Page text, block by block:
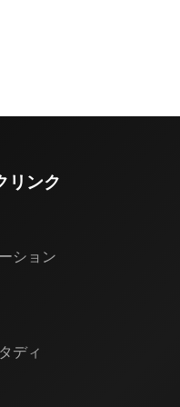
リンク
ション
ディ